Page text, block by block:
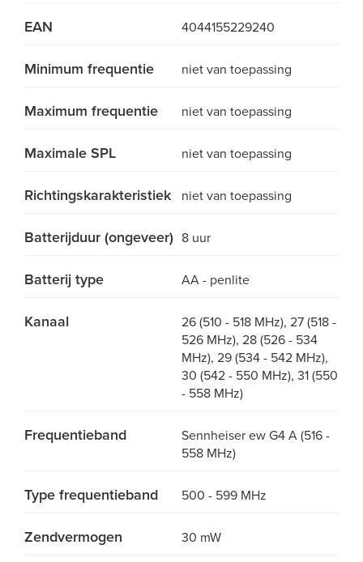
EAN 4044155229240
Minimum frequentie niet van toepassing
Maximum frequentie niet van toepassing
Maximale SPL niet van toepassing
Richtingskarakteristiek niet van toepassing
Batterijduur (ongeveer) 8 uur
Batterij type AA - penlite
Kanaal
26 (510 - 518 MHz), 27 (518 -
526 MHz), 28 (526 - 534
MHz), 29 (534 - 542 MHz),
30 (542 - 550 MHz), 31 (550
- 558 MHz)
Frequentieband
Sennheiser ew G4 A (516 -
558 MHz)
Type frequentieband 500 - 599 MHz
Zendvermogen 30 mW